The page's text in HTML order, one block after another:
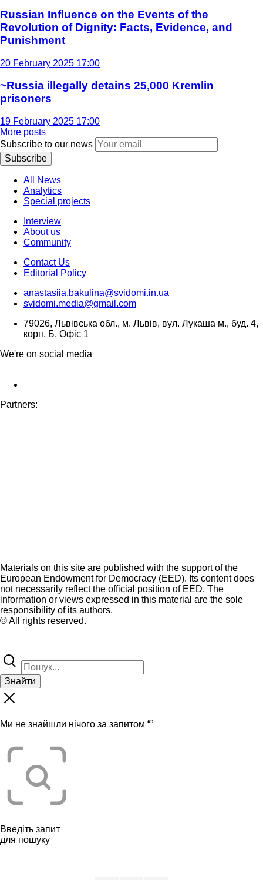
Russian Influence on the Events of the
Revolution of Dignity: Facts, Evidence, and
Punishment
20 February 2025 17:00
~Russia illegally detains 25,000 Kremlin
prisoners
19 February 2025 17:00
More posts
Subscribe to our news
Subscribe
All News
Analytics
Special projects
Interview
About us
Community
Contact Us
Editorial Policy
anastasiia.bakulina@svidomi.in.ua
svidomi.media@gmail.com
79026, Львівська обл., м. Львів, вул. Лукаша м., буд. 4,
корп. Б, Офіс 1
We're on social media
Partners:
Materials on this site are published with the support of the
European Endowment for Democracy (EED). Its content does
not necessarily reflect the official position of EED. The
information or views expressed in this material are the sole
responsibility of its authors.
© All rights reserved.
Знайти
Ми не знайшли нічого за запитом “”
Введіть запит
для пошуку